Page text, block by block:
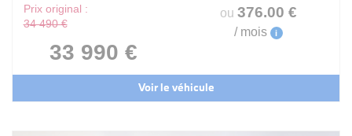
Prix original :
34 490 €
33 990 €
ou 376.00 €
/ mois i
Voir le véhicule